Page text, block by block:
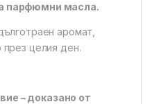
парфюмни масла.
аромат,
през целия ден.
– доказано от